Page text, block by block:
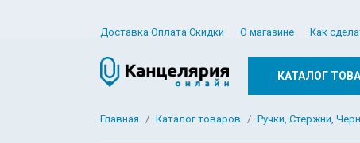
Доставка Оплата Скидки О магазине Как
КАТАЛОГ
Главная Каталог товаров Ручки, Стержни,